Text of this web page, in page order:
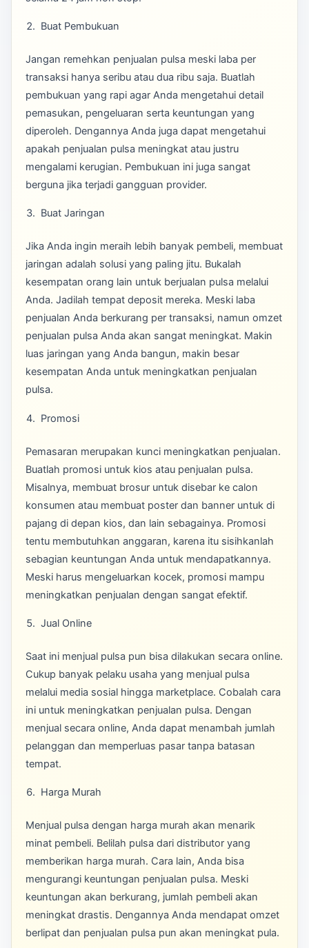
Buat Pembukuan
Jangan remehkan penjualan pulsa meski laba per
transaksi hanya seribu atau dua ribu saja. Buatlah
pembukuan yang rapi agar Anda mengetahui detail
pemasukan, pengeluaran serta keuntungan yang
diperoleh. Dengannya Anda juga dapat mengetahui
apakah penjualan pulsa meningkat atau justru
mengalami kerugian. Pembukuan ini juga sangat
berguna jika terjadi gangguan provider.
Buat Jaringan
Jika Anda ingin meraih lebih banyak pembeli, membuat
jaringan adalah solusi yang paling jitu. Bukalah
kesempatan orang lain untuk berjualan pulsa melalui
Anda. Jadilah tempat deposit mereka. Meski laba
penjualan Anda berkurang per transaksi, namun omzet
penjualan pulsa Anda akan sangat meningkat. Makin
luas jaringan yang Anda bangun, makin besar
kesempatan Anda untuk meningkatkan penjualan
pulsa.
Promosi
Pemasaran merupakan kunci meningkatkan penjualan.
Buatlah promosi untuk kios atau penjualan pulsa.
Misalnya, membuat brosur untuk disebar ke calon
konsumen atau membuat poster dan banner untuk di
pajang di depan kios, dan lain sebagainya. Promosi
tentu membutuhkan anggaran, karena itu sisihkanlah
sebagian keuntungan Anda untuk mendapatkannya.
Meski harus mengeluarkan kocek, promosi mampu
meningkatkan penjualan dengan sangat efektif.
Jual Online
Saat ini menjual pulsa pun bisa dilakukan secara online.
Cukup banyak pelaku usaha yang menjual pulsa
melalui media sosial hingga marketplace. Cobalah cara
ini untuk meningkatkan penjualan pulsa. Dengan
menjual secara online, Anda dapat menambah jumlah
pelanggan dan memperluas pasar tanpa batasan
tempat.
Harga Murah
Menjual pulsa dengan harga murah akan menarik
minat pembeli. Belilah pulsa dari distributor yang
memberikan harga murah. Cara lain, Anda bisa
mengurangi keuntungan penjualan pulsa. Meski
keuntungan akan berkurang, jumlah pembeli akan
meningkat drastis. Dengannya Anda mendapat omzet
berlipat dan penjualan pulsa pun akan meningkat pula.